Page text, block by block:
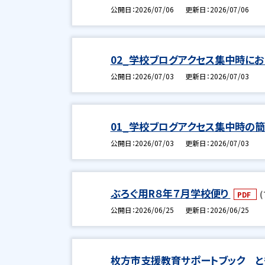
公開日 2026/07/06 更新日 2026/07/06
02_学校ブログアクセス集中時に
公開日 2026/07/03 更新日 2026/07/03
01_学校ブログアクセス集中時の
公開日 2026/07/03 更新日 2026/07/03
ぶろぐ用R８年７月学校便り PDF
公開日 2026/06/25 更新日 2026/06/25
枚方市支援教育サポートブック と